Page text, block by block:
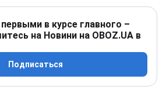
в курсе главного –
на Новини на OBOZ.UA в
Подписаться